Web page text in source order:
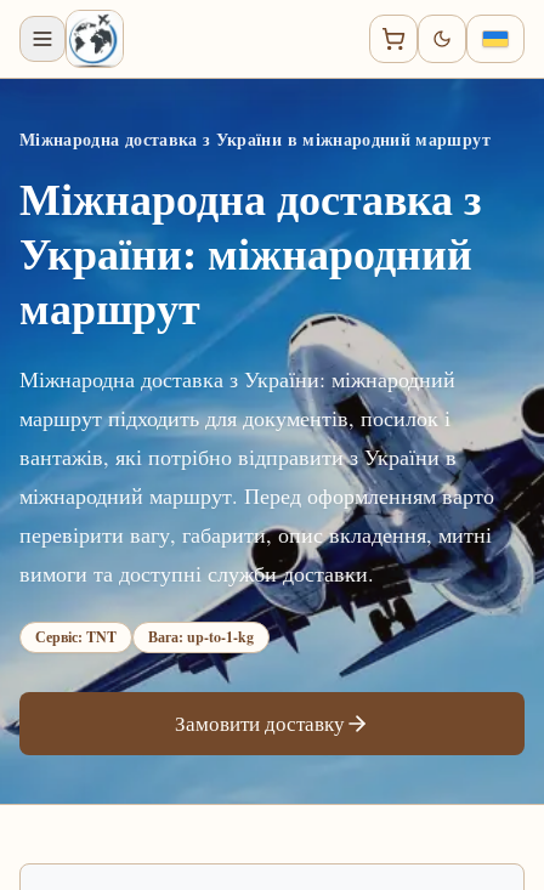
Міжнародна доставка з України в міжнародний маршрут
Міжнародна доставка з
України: міжнародний
маршрут
Міжнародна доставка з України: міжнародний
маршрут підходить для документів, посилок і
вантажів, які потрібно відправити з України в
міжнародний маршрут. Перед оформленням варто
перевірити вагу, габарити, опис вкладення, митні
вимоги та доступні служби доставки.
Сервіс: TNT Вага: up-to-1-kg
Замовити доставку